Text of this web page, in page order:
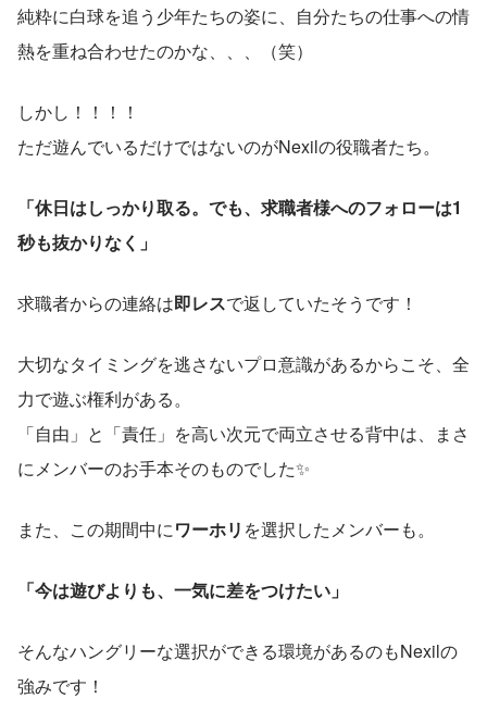
純粋に白球を追う少年たちの姿に、自分たちの仕事への情
熱を重ね合わせたのかな、、、（笑）
しかし！！！！
ただ遊んでいるだけではないのがNexilの役職者たち。
「休日はしっかり取る。でも、求職者様へのフォローは1
秒も抜かりなく」
求職者からの連絡は即レスで返していたそうです！
大切なタイミングを逃さないプロ意識があるからこそ、全
力で遊ぶ権利がある。
「自由」と「責任」を高い次元で両立させる背中は、まさ
にメンバーのお手本そのものでした✨
また、この期間中にワーホリ を選択したメンバーも。
「今は遊びよりも、一気に差をつけたい」
そんなハングリーな選択ができる環境があるのもNexilの
強みです！